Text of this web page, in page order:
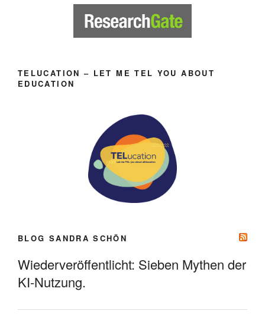
TELUCATION – LET ME TEL YOU ABOUT
EDUCATION
BLOG SANDRA SCHÖN
Wiederveröffentlicht: Sieben Mythen der
KI-Nutzung.